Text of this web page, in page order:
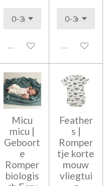
Uitgeschakeld
Micu
micu |
Geboort
e
Romper
biologis
Feather
s |
Romper
tje korte
mouw
vliegtui